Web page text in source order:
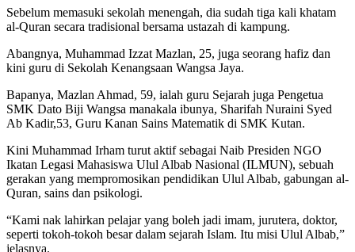
Sebelum memasuki sekolah menengah, dia sudah tiga kali khatam
al-Quran secara tradisional bersama ustazah di kampung.
Abangnya, Muhammad Izzat Mazlan, 25, juga seorang hafiz dan
kini guru di Sekolah Kenangsaan Wangsa Jaya.
Bapanya, Mazlan Ahmad, 59, ialah guru Sejarah juga Pengetua
SMK Dato Biji Wangsa manakala ibunya, Sharifah Nuraini Syed
Ab Kadir,53, Guru Kanan Sains Matematik di SMK Kutan.
Kini Muhammad Irham turut aktif sebagai Naib Presiden NGO
Ikatan Legasi Mahasiswa Ulul Albab Nasional (ILMUN), sebuah
gerakan yang mempromosikan pendidikan Ulul Albab, gabungan al-
Quran, sains dan psikologi.
“Kami nak lahirkan pelajar yang boleh jadi imam, jurutera, doktor,
seperti tokoh-tokoh besar dalam sejarah Islam. Itu misi Ulul Albab,”
jelasnya.